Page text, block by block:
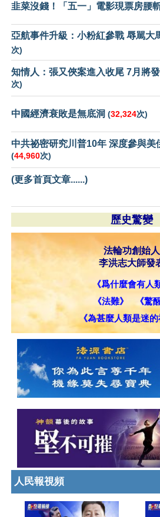
韭菜沒錢！「五一」電影現票房腰
亞航事件升級：小粉紅參戰 辱駡大
次)
知情人：張又俠案進入收尾 7月將
次)
中國經濟衰敗是無底洞 (32,324次)
中共祕密研究川普10年 深度參與美
(44,960次)
(更多首頁文章......)
歷史驚變
法輪功創始人
李洪志大師發
《爲什麼會有人
《法難》
《驚
《為甚麼人類是迷的
人民報視頻